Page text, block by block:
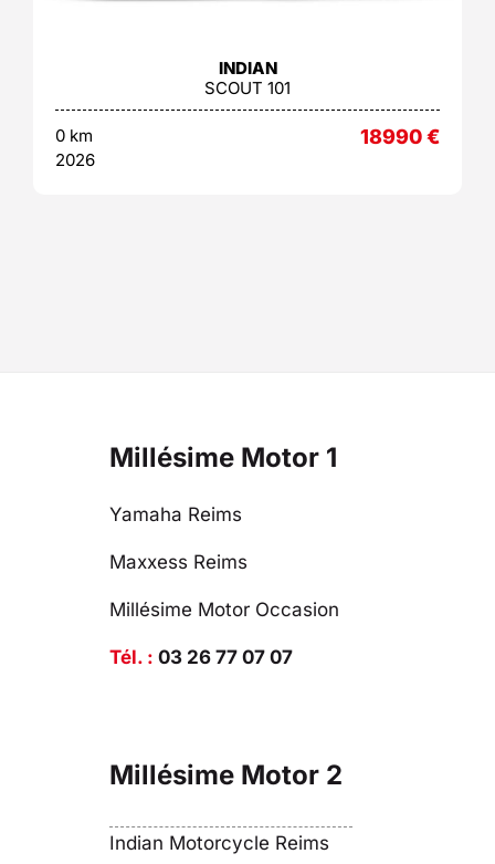
INDIAN
SCOUT 101
0 km
2026
18990€
Millésime Motor 1
Yamaha Reims
Maxxess Reims
Millésime Motor Occasion
Tél. : 03 26 77 07 07
Millésime Motor 2
Indian Motorcycle Reims